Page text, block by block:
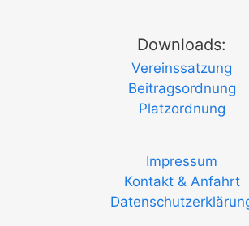
Downloads:
Vereinssatzung
Beitragsordnung
Platzordnung
Impressum
Kontakt & Anfahrt